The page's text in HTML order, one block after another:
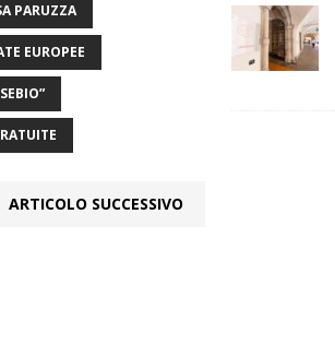
PARUZZA
EUROPEE
ARTICOLO SUCCESSIVO